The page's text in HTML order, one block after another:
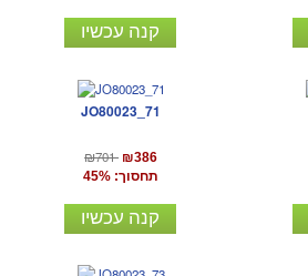
קנה עכשיו
JO80023_71
₪701 ₪386
תחסוך: 45%
קנה עכשיו